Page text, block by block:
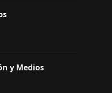
y Medios